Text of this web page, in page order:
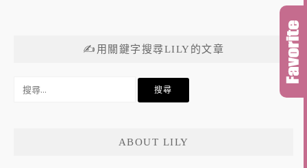
✍用關鍵字搜尋LILY的文章
ABOUT LILY